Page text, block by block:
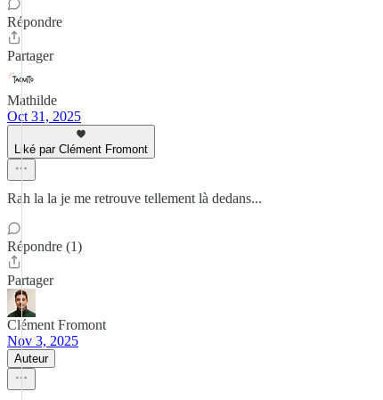
Répondre
Partager
Mathilde
Oct 31, 2025
Liké par Clément Fromont
Rah la la je me retrouve tellement là dedans...
Répondre (1)
Partager
Clément Fromont
Nov 3, 2025
Auteur